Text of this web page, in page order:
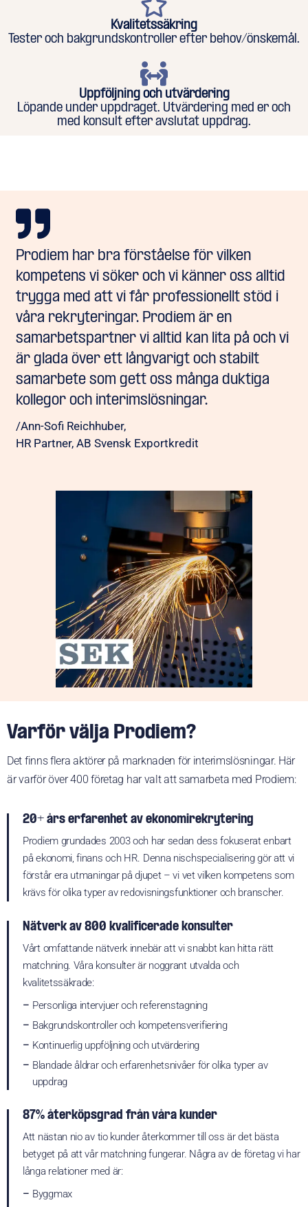
Kvalitetssäkring
Tester och bakgrundskontroller efter behov/önskemål.
Uppföljning och utvärdering
Löpande under uppdraget. Utvärdering med er och
med konsult efter avslutat uppdrag.
Prodiem har bra förståelse för vilken
kompetens vi söker och vi känner oss alltid
trygga med att vi får professionellt stöd i
våra rekryteringar. Prodiem är en
samarbetspartner vi alltid kan lita på och vi
är glada över ett långvarigt och stabilt
samarbete som gett oss många duktiga
kollegor och interimslösningar.
/Ann-Sofi Reichhuber,
HR Partner, AB Svensk Exportkredit
Varför välja Prodiem?
Det finns flera aktörer på marknaden för interimslösningar. Här
är varför över 400 företag har valt att samarbeta med Prodiem:
20+ års erfarenhet av ekonomirekrytering
Prodiem grundades 2003 och har sedan dess fokuserat enbart
på ekonomi, finans och HR. Denna nischspecialisering gör att vi
förstår era utmaningar på djupet – vi vet vilken kompetens som
krävs för olika typer av redovisningsfunktioner och branscher.
Nätverk av 800 kvalificerade konsulter
Vårt omfattande nätverk innebär att vi snabbt kan hitta rätt
matchning. Våra konsulter är noggrant utvalda och
kvalitetssäkrade:
– Personliga intervjuer och referenstagning
– Bakgrundskontroller och kompetensverifiering
– Kontinuerlig uppföljning och utvärdering
– Blandade åldrar och erfarenhetsnivåer för olika typer av
uppdrag
87% återköpsgrad från våra kunder
Att nästan nio av tio kunder återkommer till oss är det bästa
betyget på att vår matchning fungerar. Några av de företag vi har
långa relationer med är:
– Byggmax